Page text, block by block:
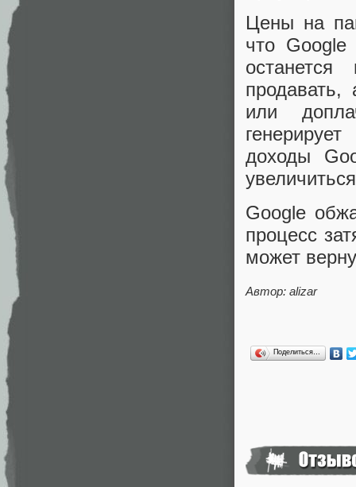
Цены на
что
продавать,
или
доходы
Google
процесс
может
Автор: alizar
Поделиться…